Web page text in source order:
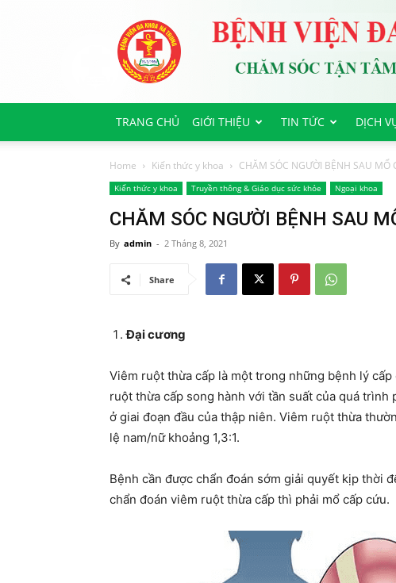
Bệnh
viện
Đa
Khoa
Trung
TRANG CHỦ
GIỚI THIỆU TIN TỨC DỊCH
Home Kiến thức y khoa CHĂM SÓC NGƯỜI BỆNH SAU MỔ
Kiến thức y khoa Truyền thông & Giáo dục sức khỏe Ngoại khoa
CHĂM SÓC NGƯỜI BỆNH SAU
By admin - 2 Tháng 8, 2021
Share
Đại cương
Viêm ruột thừa cấp là một trong những bệnh lý
ruột thừa cấp song hành với tần suất của quá
ở giai đoạn đầu của thập niên. Viêm ruột thừa
lệ nam/nữ khoảng 1,3:1.
Bệnh cần được chẩn đoán sớm giải quyết kịp thời
chẩn đoán viêm ruột thừa cấp thì phải mổ cấp cứu.